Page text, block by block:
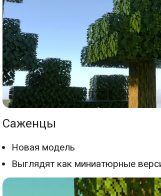
Саженцы
Новая модель
Выглядят как миниатюрные